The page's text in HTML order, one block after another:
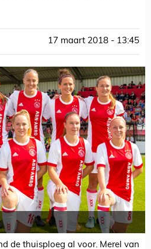
17 maart 2018 - 13:45
de thuisploeg al voor. Merel van